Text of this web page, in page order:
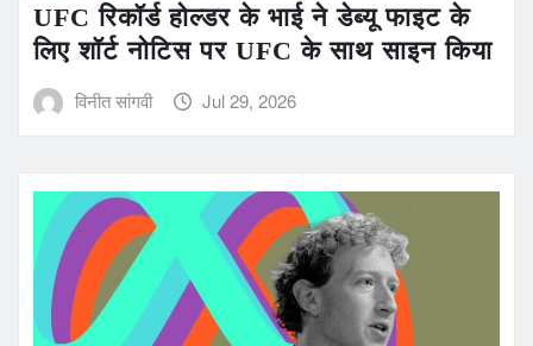
UFC रिकॉर्ड होल्डर के भाई ने डेब्यू फाइट के
लिए शॉर्ट नोटिस पर UFC के साथ साइन किया
विनीत सांगवी Jul 29, 2026